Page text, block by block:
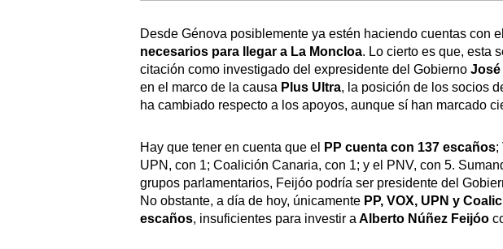
Desde Génova posiblemente ya estén haciendo cuentas con
necesarios para llegar a La Moncloa. Lo cierto es que, esta
citación como investigado del expresidente del Gobierno José
en el marco de la causa Plus Ultra, la posición de los socios
ha cambiado respecto a los apoyos, aunque sí han marcado
Hay que tener en cuenta que el PP cuenta con 137 escaños;
UPN, con 1; Coalición Canaria, con 1; y el PNV, con 5.
grupos parlamentarios, Feijóo podría ser presidente del
No obstante, a día de hoy, únicamente PP, VOX, UPN y
escaños, insuficientes para investir a Alberto Núñez Feijóo